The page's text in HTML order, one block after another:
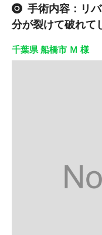
手術内容：リ
分が裂けて破れて
千葉県 船橋市 Ｍ 様